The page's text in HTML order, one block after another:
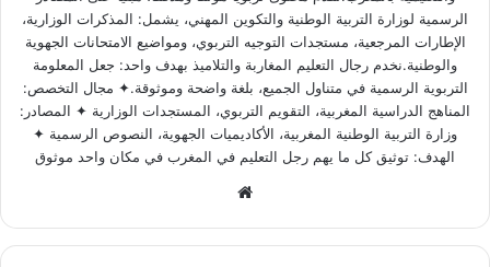
الرسمية لوزارة التربية الوطنية والتكوين المهني، يشمل: المذكرات الوزارية،
الإطارات المرجعية، مستجدات التوجيه التربوي، ومواضيع الامتحانات الجهوية
والوطنية.نخدم رجال التعليم المغاربة والتلاميذ بهدف واحد: جعل المعلومة
التربوية الرسمية في متناول الجميع، بلغة واضحة وموثوقة.✦ مجال التخصص:
المناهج الدراسية المغربية، التقويم التربوي، المستجدات الوزارية ✦ المصادر:
وزارة التربية الوطنية المغربية، الأكاديميات الجهوية، النصوص الرسمية ✦
الهدف: توثيق كل ما يهم رجل التعليم في المغرب في مكان واحد موثوق
b